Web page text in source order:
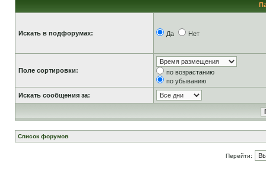
Искать в подфорумах: Да Нет
Поле сортировки:
по возрастанию
по убыванию
Искать сообщения за:
Список форумов
Перейти: